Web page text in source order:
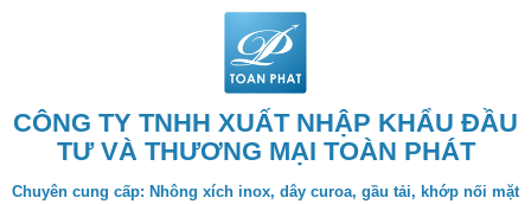
CÔNG TY TNHH XUẤT NHẬP KHẨU ĐẦU
TƯ VÀ THƯƠNG MẠI TOÀN PHÁT
Chuyên cung cấp: Nhông xích inox, dây curoa, gầu tải, khớp nối mặt